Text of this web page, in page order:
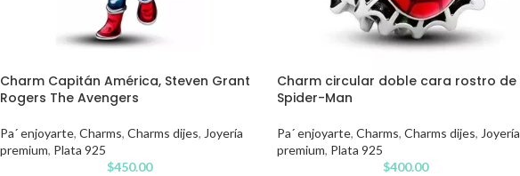
Charm Capitán América, Steven Grant
Rogers The Avengers
Pa´ enjoyarte, Charms, Charms dijes, Joyería
premium, Plata 925
$450.00
Charm circular doble cara rostro de
Spider-Man
Pa´ enjoyarte, Charms, Charms dijes, Joyería
premium, Plata 925
$400.00